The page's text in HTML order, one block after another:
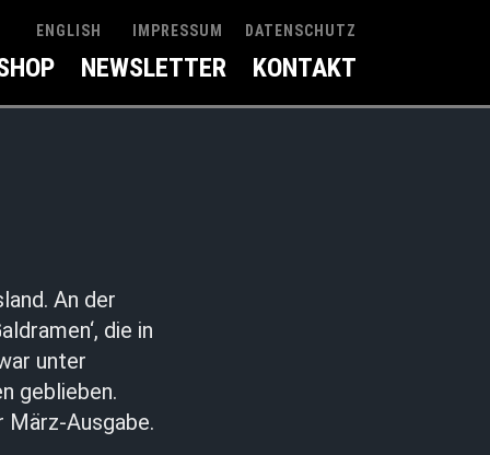
ENGLISH IMPRESSUM DATENSCHUTZ
NEWSLETTER KONTAKT
An der
die in
unter
geblieben.
März-Ausgabe.